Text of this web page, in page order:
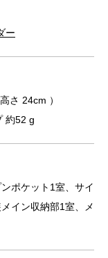
ー
さ 24cm ）
約52 g
ポケット1室、サイ
イン収納部1室、メ